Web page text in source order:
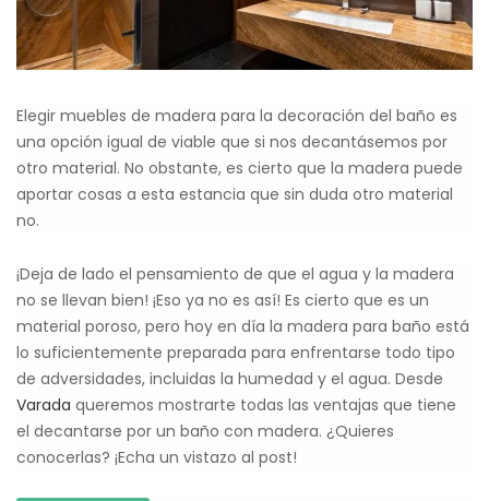
Elegir muebles de madera para la decoración del baño es
una opción igual de viable que si nos decantásemos por
otro material. No obstante, es cierto que la madera puede
aportar cosas a esta estancia que sin duda otro material
no.
¡Deja de lado el pensamiento de que el agua y la madera
no se llevan bien! ¡Eso ya no es así! Es cierto que es un
material poroso, pero hoy en día la madera para baño está
lo suficientemente preparada para enfrentarse todo tipo
de adversidades, incluidas la humedad y el agua. Desde
Varada queremos mostrarte todas las ventajas que tiene
el decantarse por un baño con madera. ¿Quieres
conocerlas? ¡Echa un vistazo al post!